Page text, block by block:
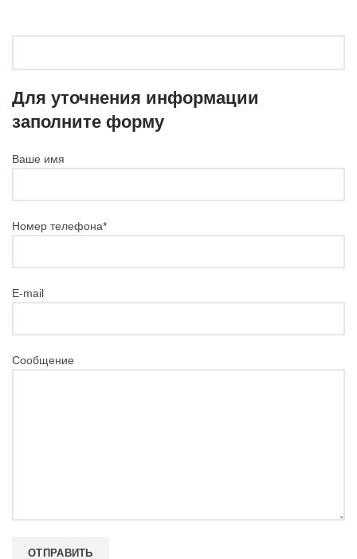
Для уточнения информации
заполните форму
Ваше имя
Номер телефона*
E-mail
Сообщение